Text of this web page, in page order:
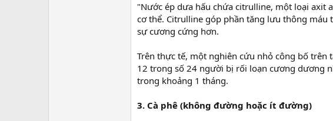
"Nước ép dưa hấu chứa citrulline, một loại axit
cơ thể. Citrulline góp phần tăng lưu thông
sự cương cứng hơn.
Trên thực tế, một nghiên cứu nhỏ công bố
12 trong số 24 người bị rối loạn cương dương
trong khoảng 1 tháng.
3. Cà phê (không đường hoặc ít đường)